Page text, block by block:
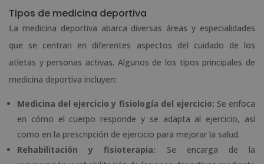
Tipos de medicina deportiva
La medicina deportiva abarca diversas áreas y especialidades
que se centran en diferentes aspectos del cuidado de los
atletas y personas activas. Algunos de los tipos principales de
medicina deportiva incluyen:
Medicina del ejercicio y fisiología del ejercicio: Se enfoca
en cómo el cuerpo responde y se adapta al ejercicio, así
como en la prescripción de ejercicio para mejorar la salud.
Rehabilitación y fisioterapia: Se encarga de la